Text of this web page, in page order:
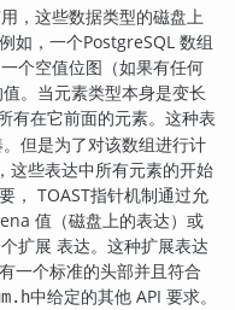
，这些数据类型的磁盘上
如，一个PostgreSQL 数组
个空值位图（如果有任何
。当元素类型本身是变长
有在它前面的元素。这种表
但是为了对该数组进行计
这些表达中所有元素的开始
， TOAST指针机制通过允
值（磁盘上的表达）或
扩展 表达。这种扩展表达
一个标准的头部并且符合
中给定的其他 API 要求。